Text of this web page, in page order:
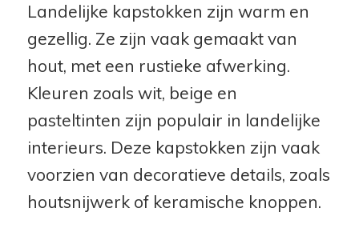
Landelijke kapstokken zijn warm en
gezellig. Ze zijn vaak gemaakt van
hout, met een rustieke afwerking.
Kleuren zoals wit, beige en
pasteltinten zijn populair in landelijke
interieurs. Deze kapstokken zijn vaak
voorzien van decoratieve details, zoals
houtsnijwerk of keramische knoppen.